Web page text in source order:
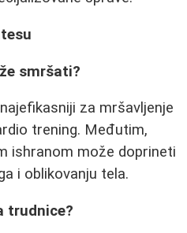
smršati?
za mršavljenje
trening. Međutim,
ishranom može doprineti
i oblikovanju tela.
trudnice?